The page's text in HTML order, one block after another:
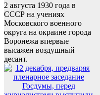
2 августа 1930 года в
СССР на учениях
Московского военного
округа на окраине города
Воронежа впервые
высажен воздушный
десант.